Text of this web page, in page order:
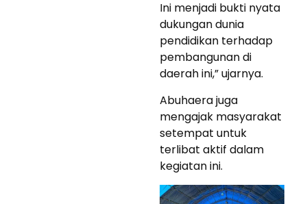
Ini menjadi bukti nyata
dukungan dunia
pendidikan terhadap
pembangunan di
daerah ini,” ujarnya.
Abuhaera juga
mengajak masyarakat
setempat untuk
terlibat aktif dalam
kegiatan ini.